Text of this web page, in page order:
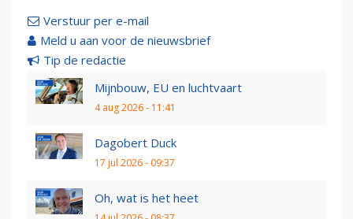
Verstuur per e-mail
Meld u aan voor de nieuwsbrief
Tip de redactie
Mijnbouw, EU en luchtvaart
4 aug 2026 - 11:41
Dagobert Duck
17 jul 2026 - 09:37
Oh, wat is het heet